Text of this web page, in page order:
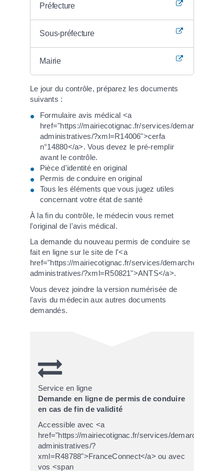
Préfecture
Sous-préfecture
Mairie
Le jour du contrôle, préparez les documents
suivants :
Formulaire avis médical <a
href="https://mairiecotignac.fr/services/demarches-
administratives/?xml=R14006">cerfa
n°14880</a>. Vous devez le pré-remplir
avant le contrôle.
Pièce d'identité en original
Permis de conduire en original
Tous les éléments que vous jugez utiles
concernant votre état de santé
À la fin du contrôle, le médecin vous remet
l'original de l'avis médical.
La demande du nouveau permis de conduire se
fait en ligne sur le site de l'<a
href="https://mairiecotignac.fr/services/demarches-
administratives/?xml=R50821">ANTS</a>.
Vous devez joindre la version numérisée de
l'avis du médecin aux autres documents
demandés.
Service en ligne
Demande en ligne de permis de conduire
en cas de fin de validité
Accessible avec <a
href="https://mairiecotignac.fr/services/demarches-
administratives/?
xml=R48788">FranceConnect</a> ou avec
vos <span